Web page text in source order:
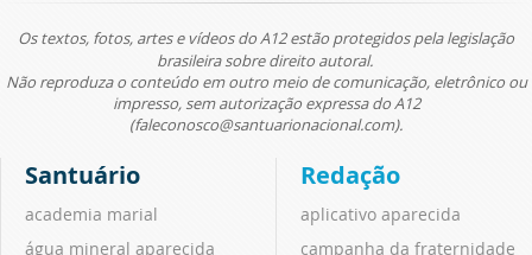
Os textos, fotos, artes e vídeos do A12 estão protegidos pela legislação
brasileira sobre direito autoral.
Não reproduza o conteúdo em outro meio de comunicação, eletrônico ou
impresso, sem autorização expressa do A12
(faleconosco@santuarionacional.com).
Santuário
academia marial
água mineral aparecida
Redação
aplicativo aparecida
campanha da fraternidade